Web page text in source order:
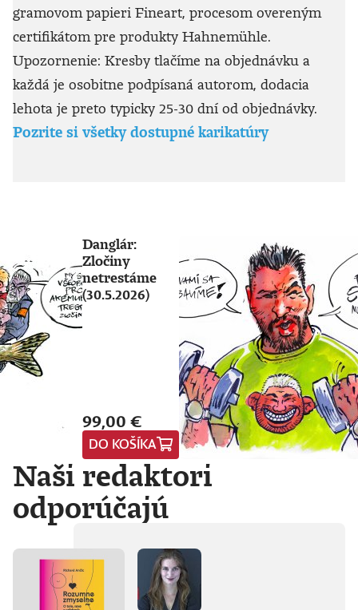
gramovom papieri Fineart, procesom overeným
certifikátom pre produkty Hahnemühle.
Upozornenie: Kresby tlačíme na objednávku a
každá je osobitne podpísaná autorom, dodacia
lehota je preto typicky 25-30 dní od objednávky.
Pozrite si všetky dostupné karikatúry
Danglár:
Zločiny
netrestáme
(30.5.2026)
99,00 €
DO KOŠÍKA
Naši redaktori
odporúčajú